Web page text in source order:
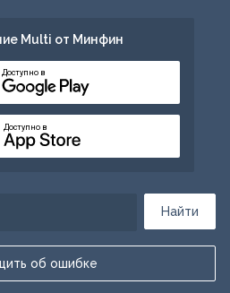
Найти
об ошибке
Multi от Минфин
Доступно в
Доступно в